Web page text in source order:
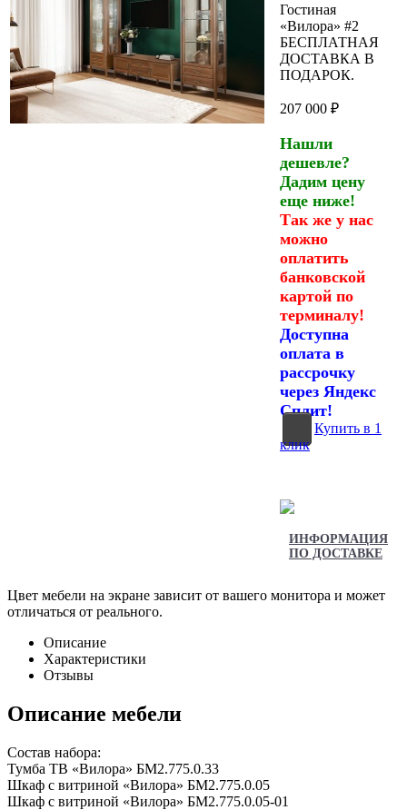
Гостиная
«Вилора» #2
БЕСПЛАТНАЯ
ДОСТАВКА В
ПОДАРОК.
207 000 ₽
Нашли
дешевле?
Дадим цену
еще ниже!
Так же у нас
можно
оплатить
банковской
картой по
терминалу!
Доступна
оплата в
рассрочку
через Яндекс
Сплит!
Купить в 1
клик
ИНФОРМАЦИЯ
ПО ДОСТАВКЕ
Цвет мебели на экране зависит от вашего монитора и может
отличаться от реального.
Описание
Характеристики
Отзывы
Описание мебели
Состав набора:
Тумба ТВ «Вилора» БМ2.775.0.33
Шкаф с витриной «Вилора» БМ2.775.0.05
Шкаф с витриной «Вилора» БМ2.775.0.05-01